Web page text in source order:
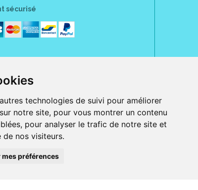
technologies de suivi pour améliorer
notre site, pour vous montrer un contenu
pour analyser le trafic de notre site et
nos visiteurs.
mes préférences
sécurisé
Harcourt, 80300 Albert.
touch), ou sur Google Play (pour Androïd 5.0 ou version
PayPal.